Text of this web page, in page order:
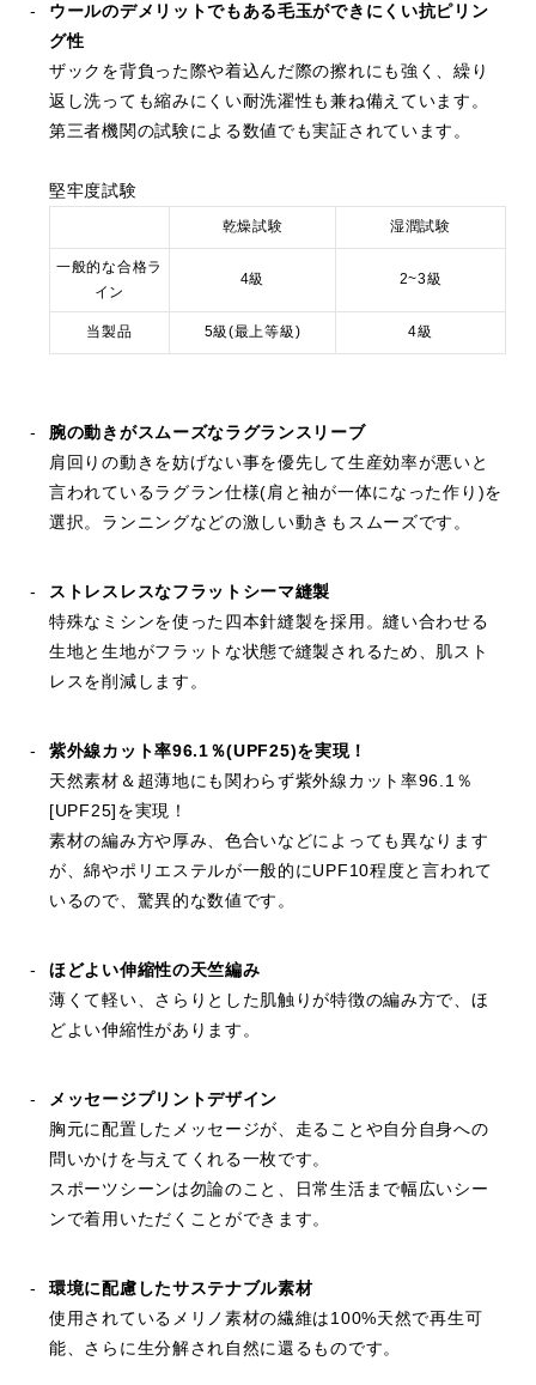
ウールのデメリットでもある毛玉ができにくい抗ピリン
グ性
ザックを背負った際や着込んだ際の擦れにも強く、繰り
返し洗っても縮みにくい耐洗濯性も兼ね備えています。
第三者機関の試験による数値でも実証されています。
堅牢度試験
乾燥試験 湿潤試験
一般的な合格ラ
イン
4級 2~3級
当製品 5級(最上等級) 4級
腕の動きがスムーズなラグランスリーブ
肩回りの動きを妨げない事を優先して生産効率が悪いと
言われているラグラン仕様(肩と袖が一体になった作り)を
選択。ランニングなどの激しい動きもスムーズです。
ストレスレスなフラットシーマ縫製
特殊なミシンを使った四本針縫製を採用。縫い合わせる
生地と生地がフラットな状態で縫製されるため、肌スト
レスを削減します。
紫外線カット率96.1％(UPF25)を実現！
天然素材＆超薄地にも関わらず紫外線カット率96.1％
[UPF25]を実現！
素材の編み方や厚み、色合いなどによっても異なります
が、綿やポリエステルが一般的にUPF10程度と言われて
いるので、驚異的な数値です。
ほどよい伸縮性の天竺編み
薄くて軽い、さらりとした肌触りが特徴の編み方で、ほ
どよい伸縮性があります。
メッセージプリントデザイン
胸元に配置したメッセージが、走ることや自分自身への
問いかけを与えてくれる一枚です。
スポーツシーンは勿論のこと、日常生活まで幅広いシー
ンで着用いただくことができます。
環境に配慮したサステナブル素材
使用されているメリノ素材の繊維は100%天然で再生可
能、さらに生分解され自然に還るものです。